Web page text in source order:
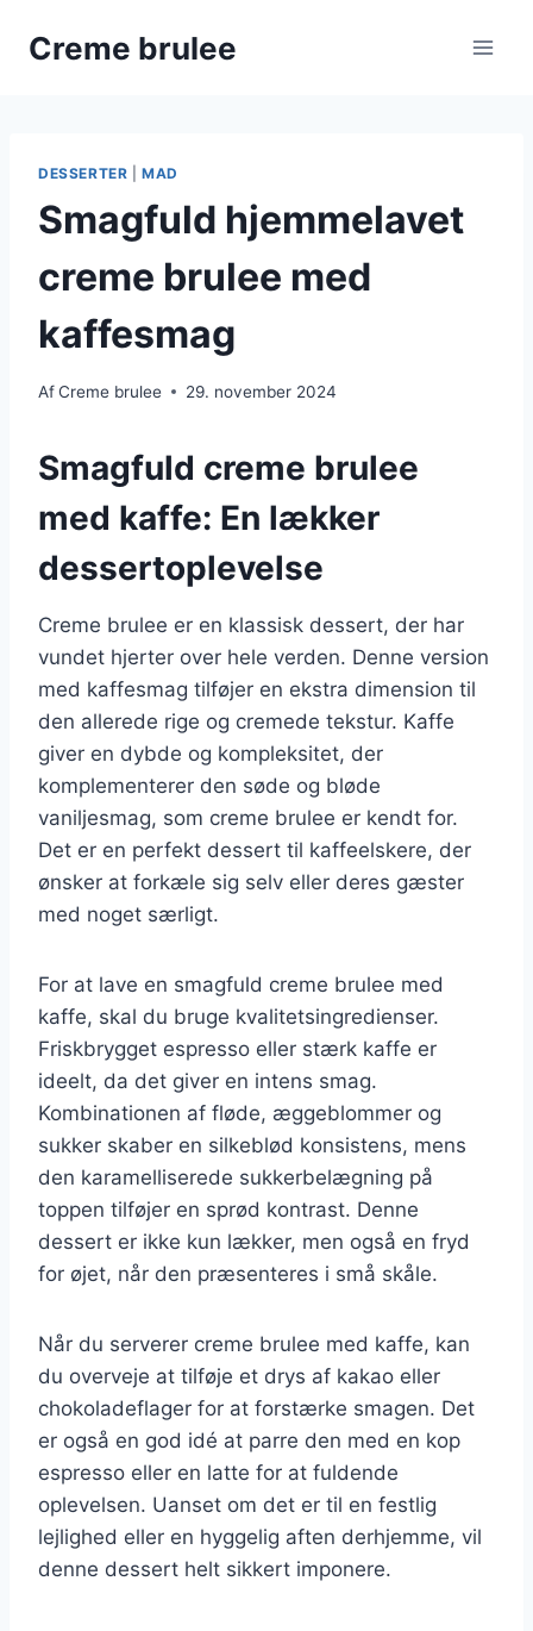
Creme brulee
DESSERTER |MAD
Smagfuld hjemmelavet
creme brulee med
kaffesmag
AfCreme brulee 29. november 2024
Smagfuld creme brulee
med kaffe: En lækker
dessertoplevelse
Creme brulee er en klassisk dessert, der har
vundet hjerter over hele verden. Denne version
med kaffesmag tilføjer en ekstra dimension til
den allerede rige og cremede tekstur. Kaffe
giver en dybde og kompleksitet, der
komplementerer den søde og bløde
vaniljesmag, som creme brulee er kendt for.
Det er en perfekt dessert til kaffeelskere, der
ønsker at forkæle sig selv eller deres gæster
med noget særligt.
For at lave en smagfuld creme brulee med
kaffe, skal du bruge kvalitetsingredienser.
Friskbrygget espresso eller stærk kaffe er
ideelt, da det giver en intens smag.
Kombinationen af fløde, æggeblommer og
sukker skaber en silkeblød konsistens, mens
den karamelliserede sukkerbelægning på
toppen tilføjer en sprød kontrast. Denne
dessert er ikke kun lækker, men også en fryd
for øjet, når den præsenteres i små skåle.
Når du serverer creme brulee med kaffe, kan
du overveje at tilføje et drys af kakao eller
chokoladeflager for at forstærke smagen. Det
er også en god idé at parre den med en kop
espresso eller en latte for at fuldende
oplevelsen. Uanset om det er til en festlig
lejlighed eller en hyggelig aften derhjemme, vil
denne dessert helt sikkert imponere.